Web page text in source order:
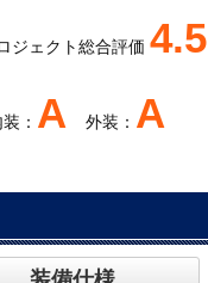
ジェクト総合評価4.5
： A 外装： A